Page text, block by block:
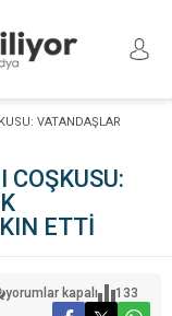
VATANDAŞLAR
COŞKUSU:
ETTİ
SİVAS’TA
KURBAN
yorumlar kapalı 133